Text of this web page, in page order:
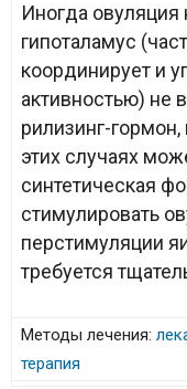
Иногда овуляция
гипоталамус
координирует и
активностью) не
рилизинг-
этих случаях
синтетическая
стимулировать
перстимуляции
требуется
Методы лечения:
терапия